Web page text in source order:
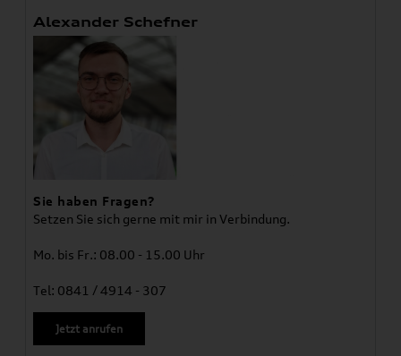
Alexander Schefner
Sie haben Fragen?
Setzen Sie sich gerne mit mir in Verbindung.
Mo. bis Fr.: 08.00 - 15.00 Uhr
Tel: 0841 / 4914 - 307
Jetzt anrufen